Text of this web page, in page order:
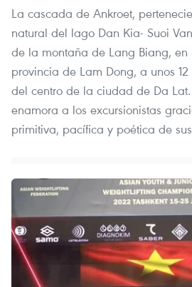
La cascada de Ankroet,
natural del lago Dan Kia- Suoi
de la montaña de Lang Biang,
provincia de Lam Dong, a unos
del centro de la ciudad de Da
enamora a los excursionistas
primitiva, pacífica y poética de